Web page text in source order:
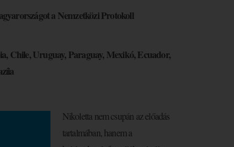
a Nemzetközi Protokoll
Chile, Uruguay, Paraguay, Mexikó, Ecuador,
Nikoletta nem csupán az előadás
tartalmában, hanem a